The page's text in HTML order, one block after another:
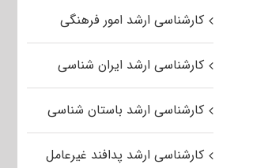
کارشناسی ارشد امور فرهنگی
کارشناسی ارشد ایران شناسی
کارشناسی ارشد باستان شناسی
کارشناسی ارشد پدافند غیرعامل